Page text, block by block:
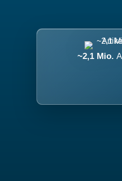
~2,1 Mio.